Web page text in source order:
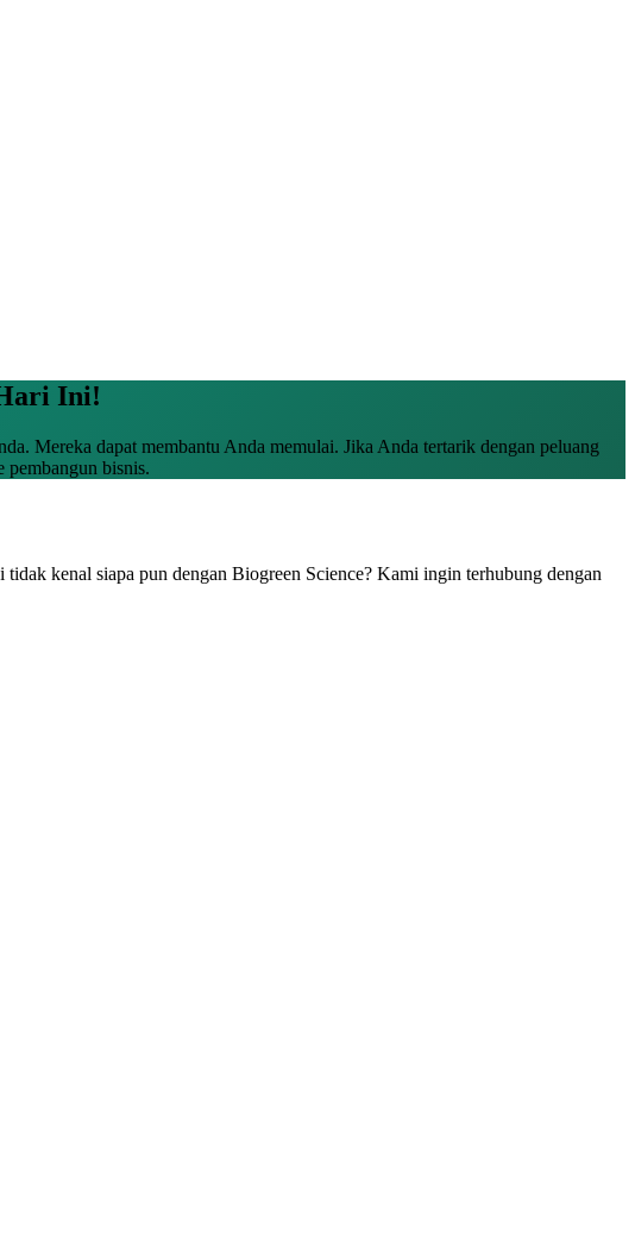
Ini!
Mereka dapat membantu Anda memulai. Jika Anda tertarik dengan peluang
pembangun bisnis.
kenal siapa pun dengan Biogreen Science? Kami ingin terhubung dengan